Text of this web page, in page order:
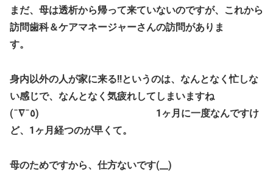
まだ、母は透析から帰って来ていないのですが、これから
訪問歯科＆ケアマネージャーさんの訪問がありま
す。
身内以外の人が家に来る!!というのは、なんとなく忙しな
い感じで、なんとなく気疲れしてしまいますね
(¯∇¯٥) 1ヶ月に一度なんですけ
ど、1ヶ月経つのが早くて。
母のためですから、仕方ないです(__)